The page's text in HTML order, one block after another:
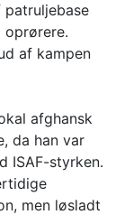
oprørere.
af kampen
afghansk
da han var
ISAF-styrken.
men løsladt